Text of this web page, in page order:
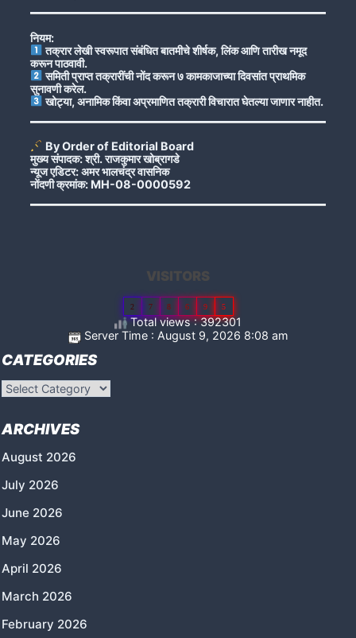
नियम:
तक्रार लेखी स्वरूपात संबंधित बातमीचे शीर्षक, लिंक आणि तारीख नमूद
करून पाठवावी.
समिती प्राप्त तक्रारींची नोंद करून ७ कामकाजाच्या दिवसांत प्राथमिक
सुनावणी करेल.
खोट्या, अनामिक किंवा अप्रमाणित तक्रारी विचारात घेतल्या जाणार नाहीत.
By Order of Editorial Board
मुख्य संपादक: श्री. राजकुमार खोब्रागडे
न्यूज एडिटर: अमर भालचंद्र वासनिक
नोंदणी क्रमांक: MH-08-0000592
VISITORS
2 7 8 6 9 5
Total views : 392301
Server Time : August 9, 2026 8:08 am
CATEGORIES
Categories
ARCHIVES
August 2026
July 2026
June 2026
May 2026
April 2026
March 2026
February 2026